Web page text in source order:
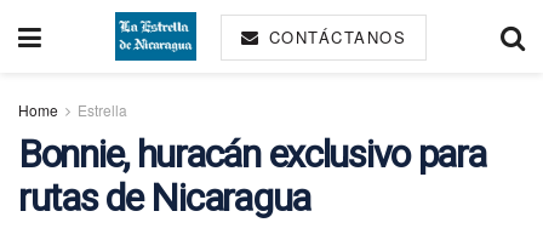
CONTÁCTANOS
Home Estrella
Bonnie, huracán exclusivo para
rutas de Nicaragua